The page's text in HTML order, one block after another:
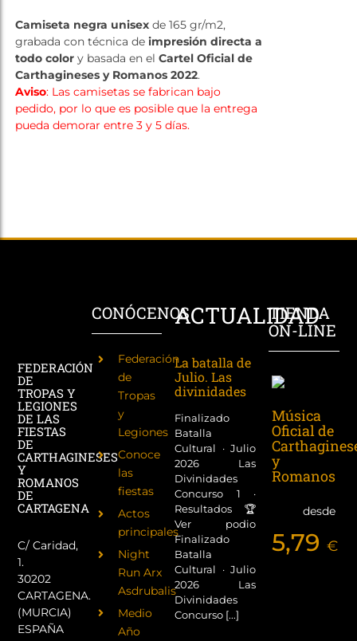
Camiseta negra unisexde 165 gr/m2,
grabada con técnica de impresión directa a
todo colory basada en el Cartel Oficial de
Carthagineses y Romanos 2022.
Aviso: Las camisetas se fabrican bajo
pedido, por lo que es posible que la entrega
pueda demorar entre 3 y 5 días.
FEDERACIÓN
DE
TROPAS Y
LEGIONES
DE LAS
FIESTAS
DE
CARTHAGINESES
Y
ROMANOS
DE
CARTAGENA
C/ Caridad,
1.
30202
CARTAGENA.
(MURCIA)
ESPAÑA
CONÓCENOS
Federación
de
Tropas
y
Legiones
Conoce
las
fiestas
Actos
principales
Night
Run Arx
Asdrubalis
Medio
Año
ACTUALIDAD
La batalla de
Julio. Las
divinidades
Finalizado
Batalla
Cultural · Julio
2026 Las
Divinidades
Concurso 1 ·
Resultados 🏆
Ver podio
Finalizado
Batalla
Cultural · Julio
2026 Las
Divinidades
Concurso [...]
TIENDA
ON-LINE
Música
Oficial de
y
Romanos
desde
5,79€